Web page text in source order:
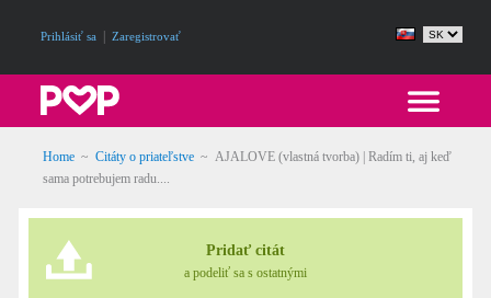
Prihlásiť sa Zaregistrovať
Home ~ Citáty o priateľstve ~ AJALOVE (vlastná tvorba) | Radím ti, aj keď
sama potrebujem radu....
Pridať citát
a podeliť sa s ostatnými